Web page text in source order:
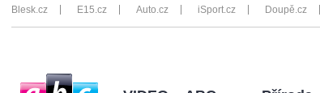
Blesk.cz E15.cz Auto.cz iSport.cz Doupě.cz